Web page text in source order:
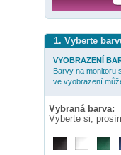
1. Vyberte
VYOBRAZENÍ
Barvy na monitoru
ve vyobrazení
Vybraná barva:
Vyberte si,